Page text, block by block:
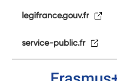
legifrance.gouv.fr
service-public.fr